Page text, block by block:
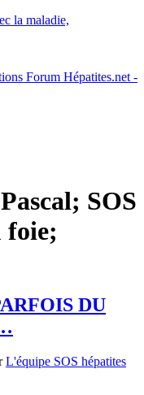
la maladie,
Forum Hépatites.net -
SOS
foie;
DU
L'équipe SOS hépatites